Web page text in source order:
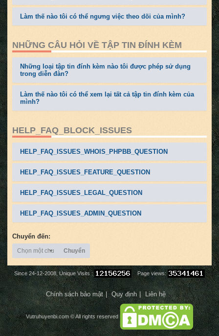
Làm thế nào tôi có thể ngưng việc theo dõi của mình?
NHỮNG CÂU HỎI VỀ TẬP TIN ĐÍNH KÈM
Những loại tập tin đính kèm nào tôi được phép sử dụng
trong diễn đàn?
Làm thế nào tôi có thể xem lại tất cả tập tin đính kèm của
mình?
HELP_FAQ_BLOCK_ISSUES
HELP_FAQ_ISSUES_WHOIS_PHPBB_QUESTION
HELP_FAQ_ISSUES_FEATURE_QUESTION
HELP_FAQ_ISSUES_LEGAL_QUESTION
HELP_FAQ_ISSUES_ADMIN_QUESTION
Chuyển đến:
Chọn một chuyên mục
Chuyển
Since 24-12-2008, Unique Visits : Page views:
Chính sách bảo mật Quy định Liên hệ
Vutruhuyenbi.com © All rights reserved